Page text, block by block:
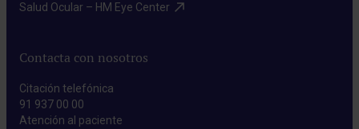
Salud Ocular – HM Eye Center​
Contacta con nosotros
Citación telefónica
91 937 00 00
Atención al paciente